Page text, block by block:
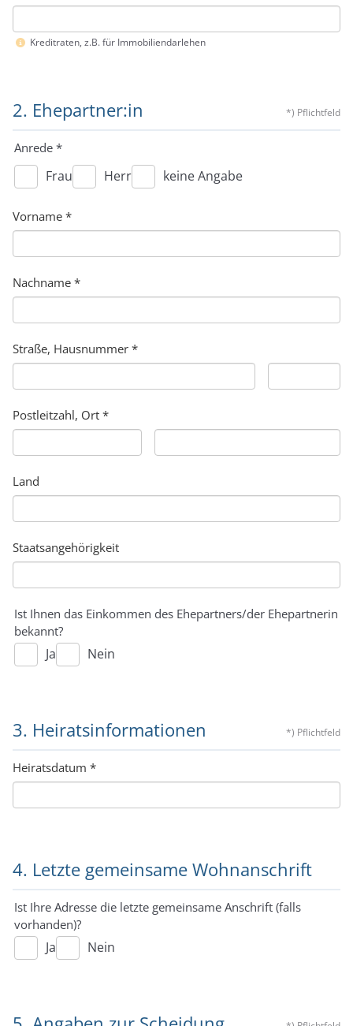
Kreditraten, z.B. für Immobiliendarlehen
2. Ehepartner:in *) Pflichtfeld
Anrede *
Frau Herr keine Angabe
Vorname *
Nachname *
Straße, Hausnummer *
Postleitzahl, Ort *
Land
Staatsangehörigkeit
Ist Ihnen das Einkommen des Ehepartners/der Ehepartnerin
bekannt?
Ja Nein
3. Heiratsinformationen *) Pflichtfeld
Heiratsdatum *
4. Letzte gemeinsame Wohnanschrift
Ist Ihre Adresse die letzte gemeinsame Anschrift (falls
vorhanden)?
Ja Nein